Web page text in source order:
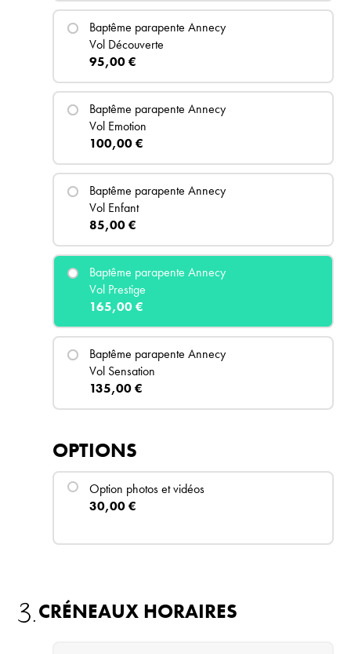
Baptême parapente Annecy
Vol Découverte
95,00 €
Baptême parapente Annecy
Vol Emotion
100,00 €
Baptême parapente Annecy
Vol Enfant
85,00 €
Baptême parapente Annecy
Vol Prestige
165,00 €
Baptême parapente Annecy
Vol Sensation
135,00 €
OPTIONS
Option photos et vidéos
30,00 €
3.CRÉNEAUX HORAIRES